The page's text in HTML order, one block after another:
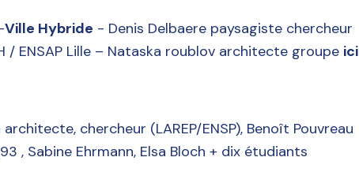
Ville Hybride - Denis Delbaere paysagiste chercheur
/ ENSAP Lille – Nataska roublov architecte groupe ici
chercheur (LAREP/ENSP), Benoît Pouvreau
, Sabine Ehrmann, Elsa Bloch + dix étudiants